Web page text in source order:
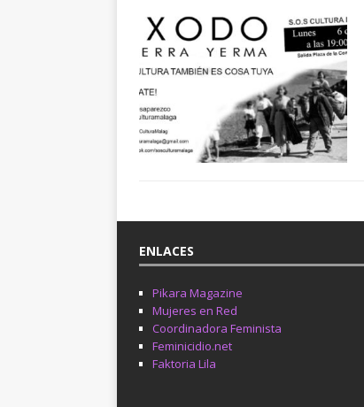
ENLACES
Pikara Magazine
Mujeres en Red
Coordinadora Feminista
Feminicidio.net
Faktoria Lila